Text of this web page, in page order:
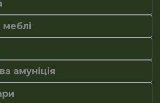
амуніція